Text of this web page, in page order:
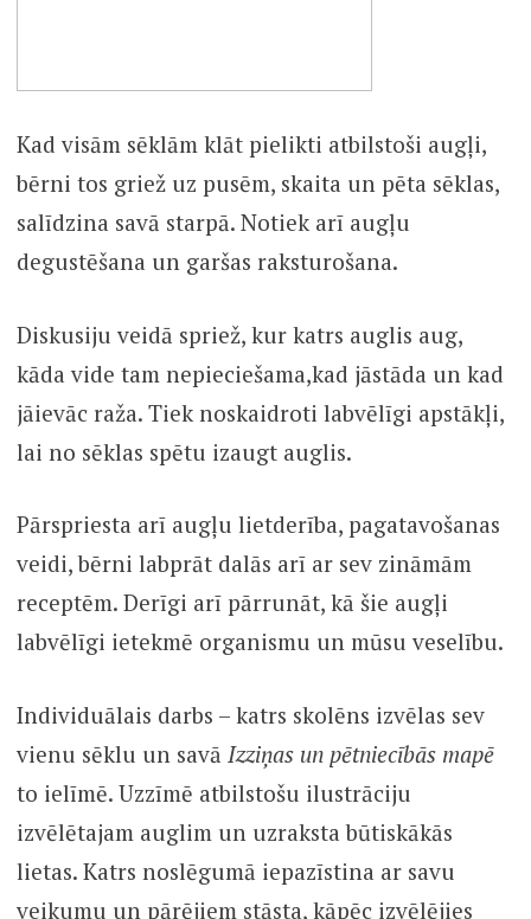
Kad visām sēklām klāt pielikti atbilstoši augļi,
bērni tos griež uz pusēm, skaita un pēta sēklas,
salīdzina savā starpā. Notiek arī augļu
degustēšana un garšas raksturošana.
Diskusiju veidā spriež, kur katrs auglis aug,
kāda vide tam nepieciešama,kad jāstāda un kad
jāievāc raža. Tiek noskaidroti labvēlīgi apstākļi,
lai no sēklas spētu izaugt auglis.
Pārspriesta arī augļu lietderība, pagatavošanas
veidi, bērni labprāt dalās arī ar sev zināmām
receptēm. Derīgi arī pārrunāt, kā šie augļi
labvēlīgi ietekmē organismu un mūsu veselību.
Individuālais darbs – katrs skolēns izvēlas sev
vienu sēklu un savā Izziņas un pētniecībās mapē
to ielīmē. Uzzīmē atbilstošu ilustrāciju
izvēlētajam auglim un uzraksta būtiskākās
lietas. Katrs noslēgumā iepazīstina ar savu
veikumu un pārējiem stāsta, kāpēc izvēlējies